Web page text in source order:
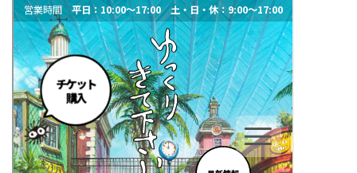
おでかけ
ジブリパーク
エンタメ
その他